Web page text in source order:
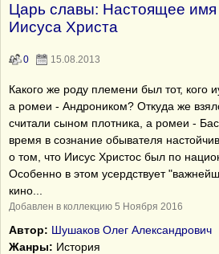
Царь славы: Настоящее имя
Иисуса Христа
0 15.08.2013
Какого же роду племени был тот, кого
а ромеи - Андроником? Откуда же
считали сыном плотника, а ромеи -
время в сознание обывателя
о том, что Иисус Христос был по
Особенно в этом усердствует
кино...
Добавлен в коллекцию 5 Ноября 2016
Автор: Шушаков Олег Александрович
Жанры: История